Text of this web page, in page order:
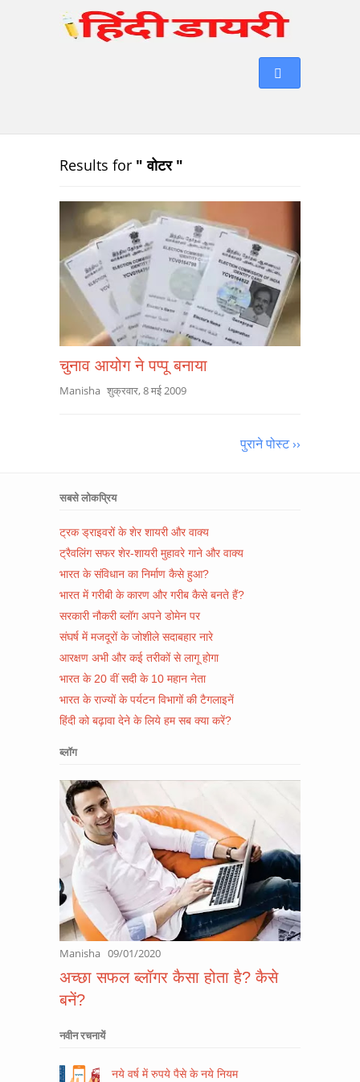
Results for " वोटर "
चुनाव आयोग ने पप्पू बनाया
Manisha शुक्रवार, 8 मई 2009
पुराने पोस्ट ››
सबसे लोकप्रिय
ट्रक ड्राइवरों के शेर शायरी और वाक्य
ट्रैवलिंग सफर शेर-शायरी मुहावरे गाने और वाक्य
भारत के संविधान का निर्माण कैसे हुआ?
भारत में गरीबी के कारण और गरीब कैसे बनते हैं?
सरकारी नौकरी ब्लॉग अपने डोमेन पर
संघर्ष में मजदूरों के जोशीले सदाबहार नारे
आरक्षण अभी और कई तरीकों से लागू होगा
भारत के 20 वीं सदी के 10 महान नेता
भारत के राज्यों के पर्यटन विभागों की टैगलाइनें
हिंदी को बढ़ावा देने के लिये हम सब क्या करें?
ब्लॉग
Manisha 09/01/2020
अच्छा सफल ब्लॉगर कैसा होता है? कैसे
बनें?
नवीन रचनायें
नये वर्ष में रुपये पैसे के नये नियम